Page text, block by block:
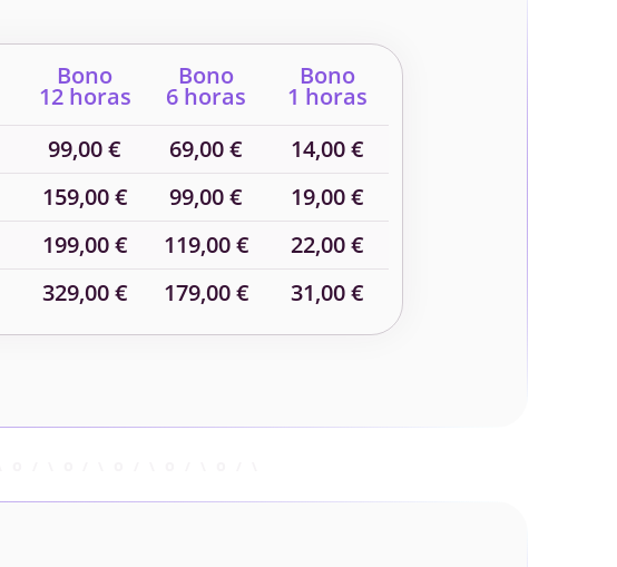
Bono
12 horas
Bono
6 horas
Bono
1 horas
99,00 € 69,00 €
14,00 €
159,00 € 99,00 €
19,00 €
199,00 € 119,00 €
22,00 €
329,00 € 179,00 € 31,00 €